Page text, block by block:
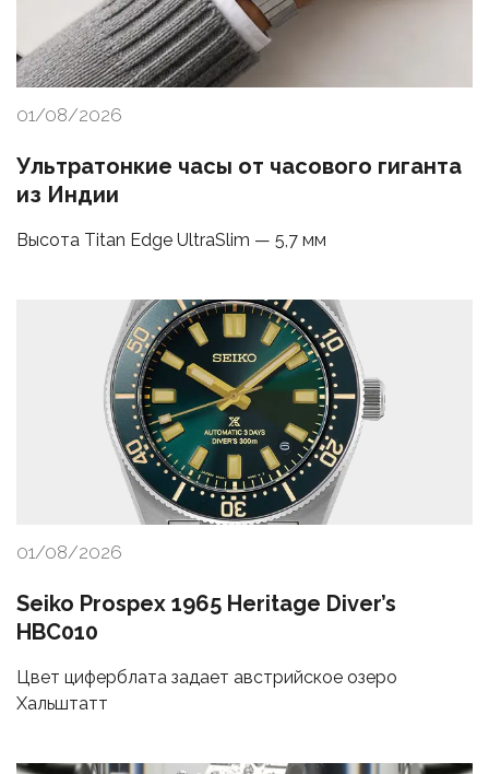
01/08/2026
Ультратонкие часы от часового гиганта
из Индии
Высота Titan Edge UltraSlim — 5,7 мм
01/08/2026
Seiko Prospex 1965 Heritage Diver’s
HBC010
Цвет циферблата задает австрийское озеро
Хальштатт